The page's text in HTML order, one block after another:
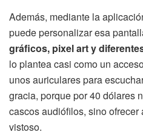
Además, mediante la
puede personalizar esa
gráficos, pixel art y
lo plantea casi como un
unos auriculares para
gracia, porque por 40 dólares
cascos audiófilos, sino
vistoso.